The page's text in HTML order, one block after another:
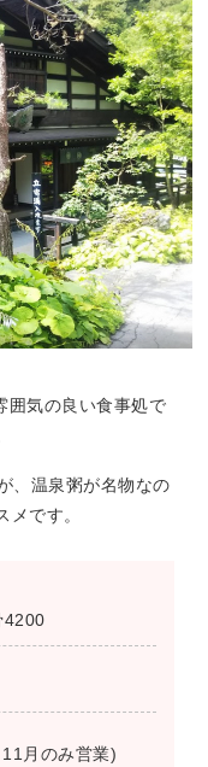
囲気の良い食事処で
、温泉粥が名物なの
です。
4200
月のみ営業)